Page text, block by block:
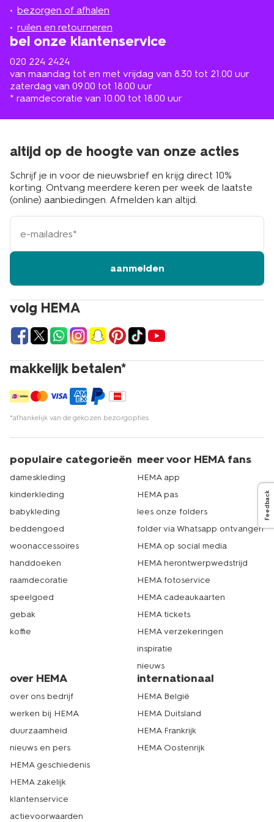
Feedback
bezorgen of afhalen
ruilen en retourneren
bel onze klantenservice
020 224 2424
van maandag tot en met vrijdag van 8.30 tot 21.00 uur
zaterdag van 09.00 tot 18.00 uur
* raamdecoratie van 10.00 tot 18.00 uur
de
buurt
volg HEMA
makkelijk betalen*
*afhankelijk van de gekozen bezorgopties
altijd op de hoogte van onze acties
Schrijf je in voor de nieuwsbrief en krijg direct 10%
korting. Ontvang meerdere keren per week de laatste
(online) aanbiedingen. Afmelden kan altijd.
e-
mailadres
aanmelden
populaire categorieën
dameskleding
kinderkleding
babykleding
beddengoed
woonaccessoires
handdoeken
raamdecoratie
speelgoed
gebak
koffie
meer voor HEMA fans
HEMA app
HEMA pas
lees onze folders
folder via Whatsapp ontvangen
HEMA op social media
HEMA herontwerpwedstrijd
HEMA fotoservice
HEMA cadeaukaarten
HEMA tickets
HEMA verzekeringen
inspiratie
nieuws
over HEMA
over ons bedrijf
werken bij HEMA
duurzaamheid
nieuws en pers
HEMA geschiedenis
HEMA zakelijk
klantenservice
actievoorwaarden
internationaal
HEMA België
HEMA Duitsland
HEMA Frankrijk
HEMA Oostenrijk